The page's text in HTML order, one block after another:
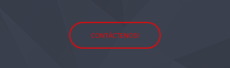
CONTÁCTENOS!